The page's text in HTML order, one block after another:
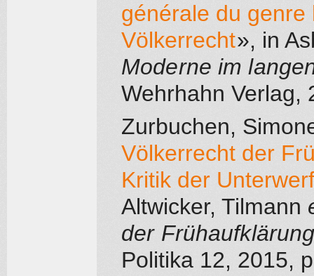
générale du genre
Völkerrecht», in
Moderne im
Wehrhahn Verlag,
Zurbuchen,
Völkerrecht der
Kritik der
Altwicker, Tilmann
der
Politika 12, 2015,